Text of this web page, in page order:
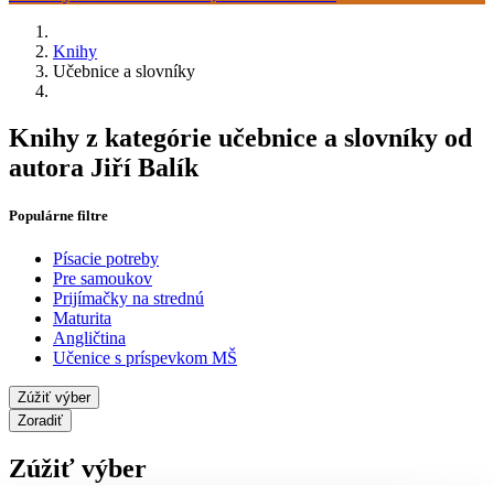
Knihy
Učebnice a slovníky
Knihy z kategórie učebnice a slovníky od
autora Jiří Balík
Populárne filtre
Písacie potreby
Pre samoukov
Prijímačky na strednú
Maturita
Angličtina
Učenice s príspevkom MŠ
Zúžiť výber
Zoradiť
Zúžiť výber